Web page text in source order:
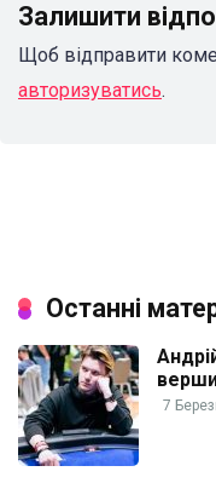
Залишити
Щоб відправити
авторизуватись.
Останні
7